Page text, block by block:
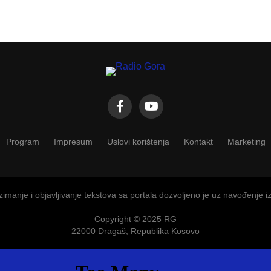
Program Impresum Uslovi korištenja Kontakt Marketing
i objavljivanje tekstova sa portala dozvoljeno je uz navođenje
Copyright © 2025 RG
22000 Dragaš, Republika Kosovo